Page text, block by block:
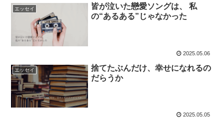
エッセイ
皆が泣いた戀愛ソングは、 私
の“あるある”じゃなかった
2025.05.06
エッセイ
捨てたぶんだけ、幸せになれるの
だらうか
2025.05.05